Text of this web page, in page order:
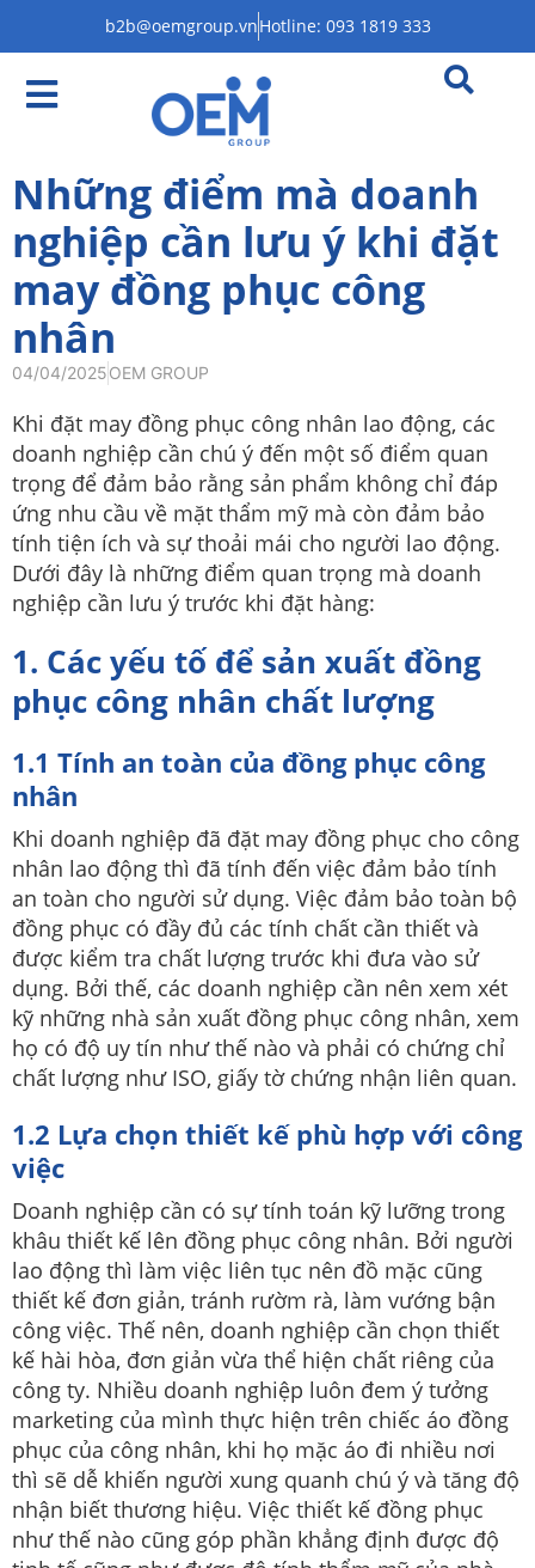
b2b@oemgroup.vnHotline: 093 1819 333
Những điểm mà doanh
nghiệp cần lưu ý khi đặt
may đồng phục công
nhân
04/04/2025OEM GROUP
Khi đặt may đồng phục công nhân lao động, các
doanh nghiệp cần chú ý đến một số điểm quan
trọng để đảm bảo rằng sản phẩm không chỉ đáp
ứng nhu cầu về mặt thẩm mỹ mà còn đảm bảo
tính tiện ích và sự thoải mái cho người lao động.
Dưới đây là những điểm quan trọng mà doanh
nghiệp cần lưu ý trước khi đặt hàng:
1. Các yếu tố để sản xuất đồng
phục công nhân chất lượng
1.1 Tính an toàn của đồng phục công
nhân
Khi doanh nghiệp đã đặt may đồng phục cho công
nhân lao động thì đã tính đến việc đảm bảo tính
an toàn cho người sử dụng. Việc đảm bảo toàn bộ
đồng phục có đầy đủ các tính chất cần thiết và
được kiểm tra chất lượng trước khi đưa vào sử
dụng. Bởi thế, các doanh nghiệp cần nên xem xét
kỹ những nhà sản xuất đồng phục công nhân, xem
họ có độ uy tín như thế nào và phải có chứng chỉ
chất lượng như ISO, giấy tờ chứng nhận liên quan.
1.2 Lựa chọn thiết kế phù hợp với công
việc
Doanh nghiệp cần có sự tính toán kỹ lưỡng trong
khâu thiết kế lên đồng phục công nhân. Bởi người
lao động thì làm việc liên tục nên đồ mặc cũng
thiết kế đơn giản, tránh rườm rà, làm vướng bận
công việc. Thế nên, doanh nghiệp cần chọn thiết
kế hài hòa, đơn giản vừa thể hiện chất riêng của
công ty. Nhiều doanh nghiệp luôn đem ý tưởng
marketing của mình thực hiện trên chiếc áo đồng
phục của công nhân, khi họ mặc áo đi nhiều nơi
thì sẽ dễ khiến người xung quanh chú ý và tăng độ
nhận biết thương hiệu. Việc thiết kế đồng phục
như thế nào cũng góp phần khẳng định được độ